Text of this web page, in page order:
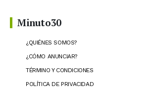
Minuto30
¿QUIÉNES SOMOS?
¿CÓMO ANUNCIAR?
TÉRMINO Y CONDICIONES
POLÍTICA DE PRIVACIDAD